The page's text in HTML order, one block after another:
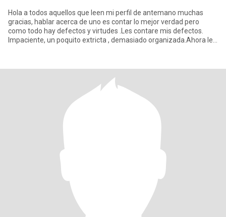
Hola a todos aquellos que leen mi perfil de antemano muchas
gracias, hablar acerca de uno es contar lo mejor verdad pero
como todo hay defectos y virtudes .Les contare mis defectos.
Impaciente, un poquito extricta , demasiado organizada.Ahora les